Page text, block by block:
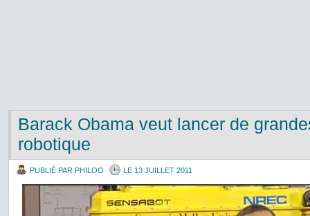
Barack Obama veut lancer de
robotique
PUBLIÉ PAR PHILOO LE 13 JUILLET 2011